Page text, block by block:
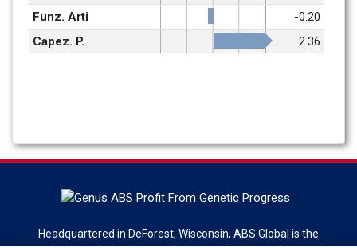
Funz. Arti
-0.20
Capez. P.
2.36
Headquartered in DeForest, Wisconsin, ABS Global is the